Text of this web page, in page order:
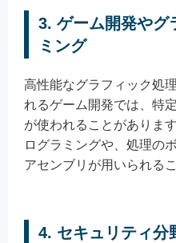
3. ゲーム開発やグ
ミング
高性能なグラフィック処
れるゲーム開発では、特
が使われることがありま
ログラミングや、処理の
アセンブリが用いられる
4. セキュリティ分